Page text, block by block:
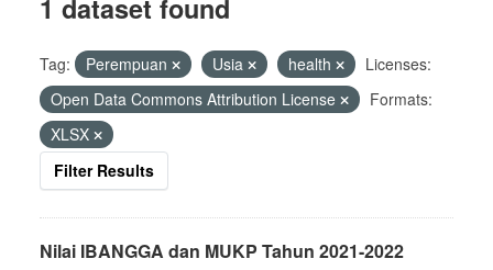
1 dataset found
Tag: Perempuan Usia health
Licenses:
Open Data Commons Attribution License
Formats:
XLSX
Filter Results
Nilai IBANGGA dan MUKP Tahun 2021-2022